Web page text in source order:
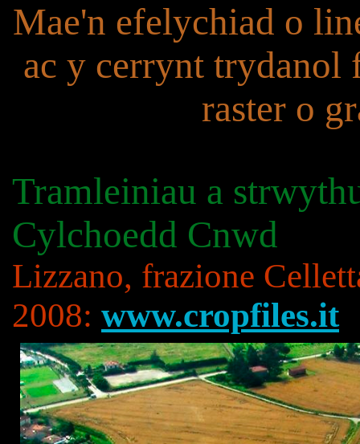
Mae'n efelychiad o
ac y cerrynt
raster o
Tramleiniau a
Cylchoedd Cnwd
Lizzano, frazione
2008: www.cropfiles.it